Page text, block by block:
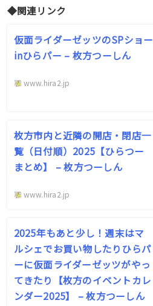
◆関連リンク
仮面ライダーゼッツのSPショー
inひらパー – 枚方つーしん
www.hira2.jp
枚方市内と近隣の開店・閉店一
覧（日付順）2025【ひらつー
まとめ】 – 枚方つーしん
www.hira2.jp
2025年もあと少し！週末はマ
ルシェでお買い物したりひらパ
ーに仮面ライダーゼッツがやっ
てきたり【枚方のイベントカレ
ンダー2025】 – 枚方つーしん